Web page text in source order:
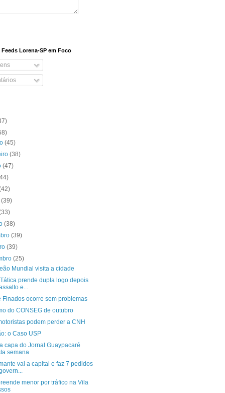
Lorena-SP em Foco
(45)
(38)
(47)
(39)
(38)
(39)
(39)
(25)
Mundial visita a cidade
prende dupla logo depois
e...
Finados ocorre sem problemas
do CONSEG de outubro
podem perder a CNH
o Caso USP
capa do Jornal Guaypacaré
semana
vai a capital e faz 7 pedidos
menor por tráfico na Vila